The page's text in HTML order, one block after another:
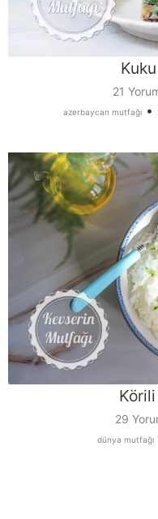
21
azerbaycan mutfağı•
29
dünya mutfağı